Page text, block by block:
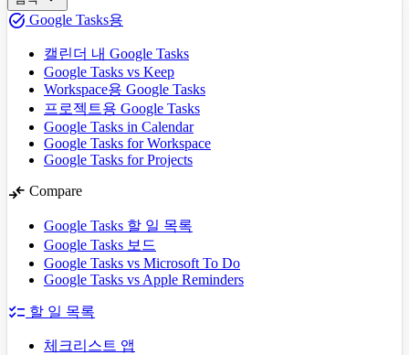
task_alt Google Tasks용
캘린더 내 Google Tasks
Google Tasks vs Keep
Workspace용 Google Tasks
프로젝트용 Google Tasks
Google Tasks in Calendar
Google Tasks for Workspace
Google Tasks for Projects
compare_arrows Compare
Google Tasks 할 일 목록
Google Tasks 보드
Google Tasks vs Microsoft To Do
Google Tasks vs Apple Reminders
checklist 할 일 목록
체크리스트 앱